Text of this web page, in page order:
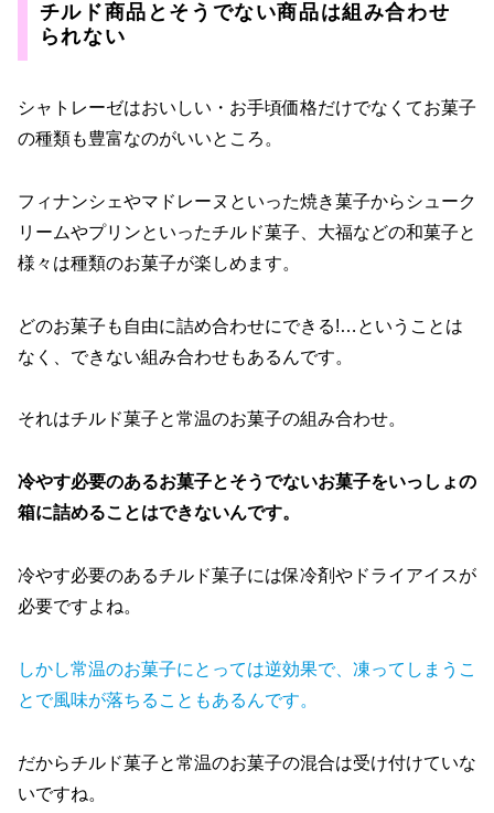
チルド商品とそうでない商品は組み合わせ
られない
シャトレーゼはおいしい・お手頃価格だけでなくてお菓子
の種類も豊富なのがいいところ。
フィナンシェやマドレーヌといった焼き菓子からシューク
リームやプリンといったチルド菓子、大福などの和菓子と
様々は種類のお菓子が楽しめます。
どのお菓子も自由に詰め合わせにできる!…ということは
なく、できない組み合わせもあるんです。
それはチルド菓子と常温のお菓子の組み合わせ。
冷やす必要のあるお菓子とそうでないお菓子をいっしょの
箱に詰めることはできないんです。
冷やす必要のあるチルド菓子には保冷剤やドライアイスが
必要ですよね。
しかし常温のお菓子にとっては逆効果で、凍ってしまうこ
とで風味が落ちることもあるんです。
だからチルド菓子と常温のお菓子の混合は受け付けていな
いですね。